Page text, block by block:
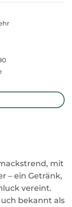
mit
– ein Getränk,
vereint.
bekannt als